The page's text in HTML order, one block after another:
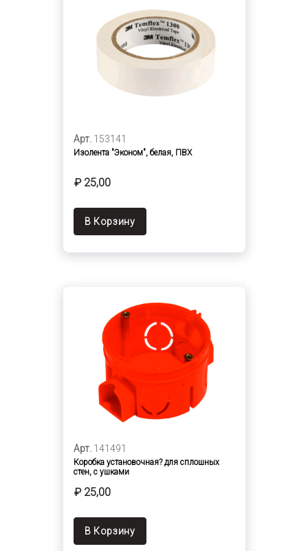
Арт. 153141
Изолента "Эконом", белая, ПВХ
₽ 25,00
В Корзину
Арт. 141491
Коробка установочная? для сплошных
стен, с ушками
₽ 25,00
В Корзину